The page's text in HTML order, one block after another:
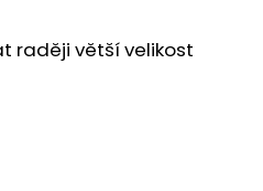
raději větší velikost